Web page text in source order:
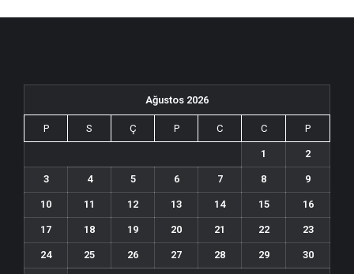
Ağustos 2026
P S Ç P C C P
1 2
3 4 5 6 7 8 9
10 11 12 13 14 15 16
17 18 19 20 21 22 23
24 25 26 27 28 29 30